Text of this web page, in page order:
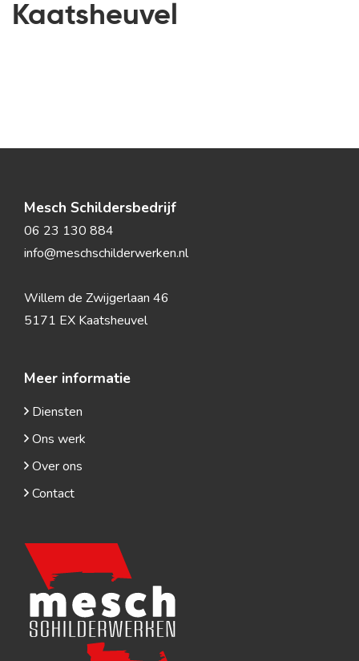
Kaatsheuvel
Mesch Schildersbedrijf
06 23 130 884
info@meschschilderwerken.nl
Willem de Zwijgerlaan 46
5171 EX Kaatsheuvel
Meer informatie
Diensten
Ons werk
Over ons
Contact